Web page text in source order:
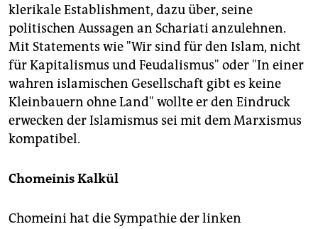
klerikale Establishment, dazu über, seine
politischen Aussagen an Schariati anzulehnen.
Mit Statements wie "Wir sind für den Islam, nicht
für Kapitalismus und Feudalismus" oder "In einer
wahren islamischen Gesellschaft gibt es keine
Kleinbauern ohne Land" wollte er den Eindruck
erwecken der Islamismus sei mit dem Marxismus
kompatibel.
Chomeinis Kalkül
Chomeini hat die Sympathie der linken